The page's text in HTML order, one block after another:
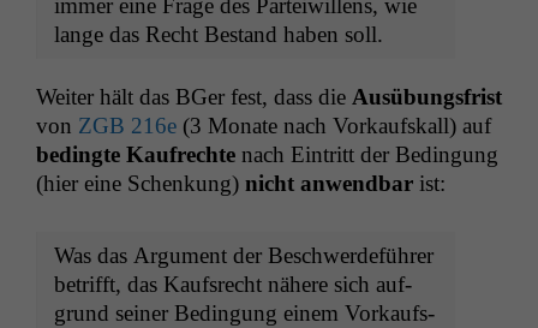
lange das Recht Bestand haben soll.
Weit­er hält das BGer fest, dass die Ausübungs­frist
von ZGB 216e (3 Monate nach Vorkauf­skall) auf
bed­ingte Kaufrechte nach Ein­tritt der Bedin­gung
(hier eine Schenkung) nicht anwend­bar ist:
Was das Argu­ment der Beschw­erde­führer
bet­rifft, das Kauf­s­recht nähere sich auf­
grund sein­er Bedin­gung einem Vorkauf­s­